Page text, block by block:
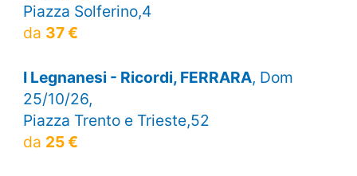
Piazza Solferino,4
da 37 €
I Legnanesi - Ricordi, FERRARA, Dom
25/10/26,
Piazza Trento e Trieste,52
da 25 €